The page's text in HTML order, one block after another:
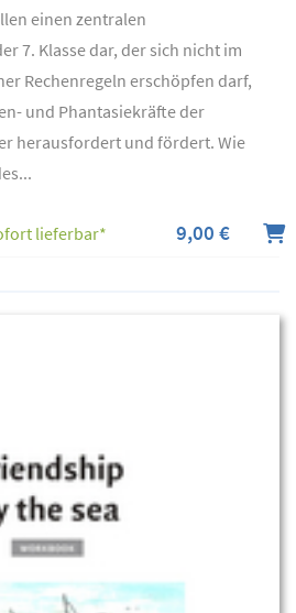
einen zentralen
7. Klasse dar, der sich nicht im
Rechenregeln erschöpfen darf,
und Phantasiekräfte der
herausfordert und fördert. Wie
lieferbar* 9,00 €